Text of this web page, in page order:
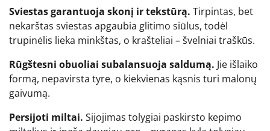
Sviestas garantuoja skonį ir tekstūrą. Tirpintas, bet
nekarštas sviestas apgaubia glitimo siūlus, todėl
trupinėlis lieka minkštas, o krašteliai – švelniai traškūs.
Rūgštesni obuoliai subalansuoja saldumą. Jie išlaiko
formą, nepavirsta tyre, o kiekvienas kąsnis turi malonų
gaivumą.
Persijoti miltai. Sijojimas tolygiai paskirsto kepimo